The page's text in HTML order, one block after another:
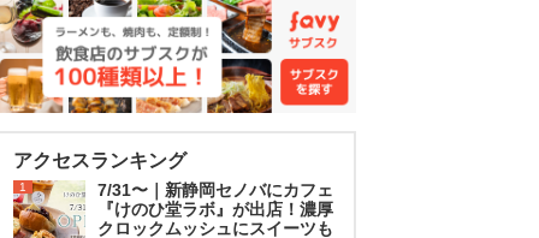
アクセスランキング
1
7/31〜｜新静岡セノバにカフェ
『けのひ堂ラボ』が出店！濃厚
クロックムッシュにスイーツも